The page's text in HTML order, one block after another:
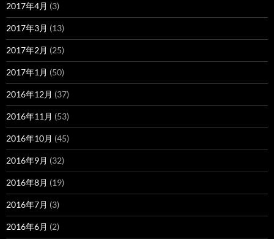
2017年4月 (3)
2017年3月 (13)
2017年2月 (25)
2017年1月 (50)
2016年12月 (37)
2016年11月 (53)
2016年10月 (45)
2016年9月 (32)
2016年8月 (19)
2016年7月 (3)
2016年6月 (2)